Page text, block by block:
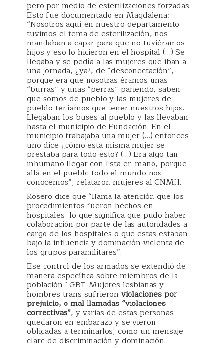
pero por medio de esterilizaciones forzadas.
Esto fue documentado en Magdalena:
“Nosotros aquí en nuestro departamento
tuvimos el tema de esterilización, nos
mandaban a capar para que no tuviéramos
hijos y eso lo hicieron en el hospital (…) Se
llegaba y se pedía a las mujeres que iban a
una jornada, ¿ya?, de “desconectación”,
porque era que nosotras éramos unas
“burras” y unas “perras” pariendo, saben
que somos de pueblo y las mujeres de
pueblo teníamos que tener nuestros hijos.
Llegaban los buses al pueblo y las llevaban
hasta el municipio de Fundación. En el
municipio trabajaba una mujer (…) entonces
uno dice ¿cómo esta misma mujer se
prestaba para todo esto? (…) Era algo tan
inhumano llegar con lista en mano, porque
allá en el pueblo todo el mundo nos
conocemos”, relataron mujeres al CNMH.
Rosero dice que “llama la atención que los
procedimientos fueron hechos en
hospitales, lo que significa que pudo haber
colaboración por parte de las autoridades a
cargo de los hospitales o que estas estaban
bajo la influencia y dominación violenta de
los grupos paramilitares”.
Ese control de los armados se extendió de
manera específica sobre miembros de la
población LGBT. Mujeres lesbianas y
hombres trans sufrieron violaciones por
prejuicio, o mal llamadas “violaciones
correctivas”, y varias de estas personas
quedaron en embarazo y se vieron
obligadas a terminarlos, como un mensaje
claro de discriminación y dominación.